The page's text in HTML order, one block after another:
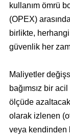
kullanım ömrü
(OPEX)
birlikte,
güvenlik her
Maliyetler
bağımsız bir
ölçüde
olarak izlenen
veya kendinden